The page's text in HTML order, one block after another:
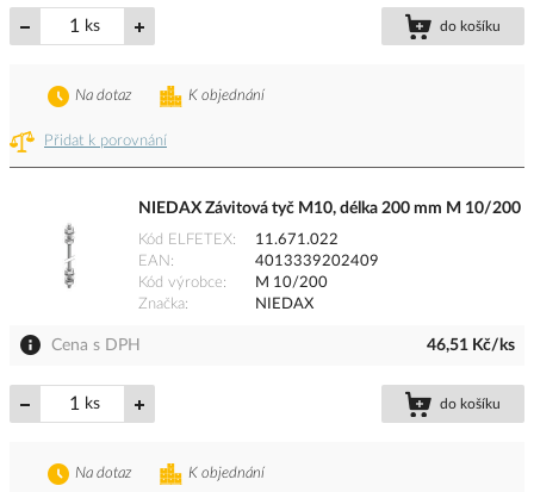
ks do košíku
Přidat k porovnání
K objednání
Na dotaz
NIEDAX Závitová tyč M10, délka 200 mm M 10/200
Kód ELFETEX
11.671.022
EAN
4013339202409
Kód výrobce
M 10/200
Značka
NIEDAX
Cena s DPH 46,51 Kč/ks
ks do košíku
K objednání
Na dotaz